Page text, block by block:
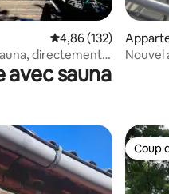
de 14 commentaires : 5 sur 5
Évaluation moyenne
4,86 (132)
directement
Nouvel
sauna
Coup
Coup